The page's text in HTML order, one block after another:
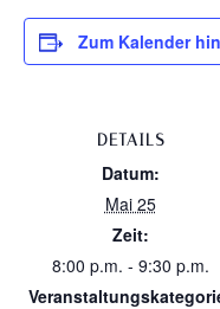
Zum Kalender
DETAILS
Datum:
Mai 25
Zeit:
8:00 p.m. - 9:30 p.m.